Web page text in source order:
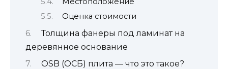
Оценка стоимости
Толщина фанеры под ламинат на
деревянное основание
OSB (ОСБ) плита — что это такое?